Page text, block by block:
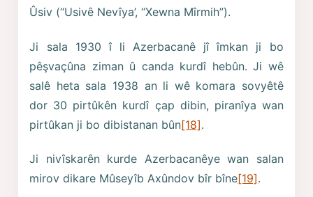
Ûsiv (“Usivê Nevîya’, “Xewna Mîrmih”).
Ji sala 1930 î li Azerbacanê jî îmkan ji bo
pêşvaçûna ziman û canda kurdî hebûn. Ji wê
salê heta sala 1938 an li wê komara sovyêtê
dor 30 pirtûkên kurdî çap dibin, piranîya wan
pirtûkan ji bo dibistanan bûn[18].
Ji nivîskarên kurde Azerbacanêye wan salan
mirov dikare Mûseyîb Axûndov bîr bîne[19].